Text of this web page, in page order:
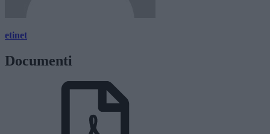
etinet
Documenti